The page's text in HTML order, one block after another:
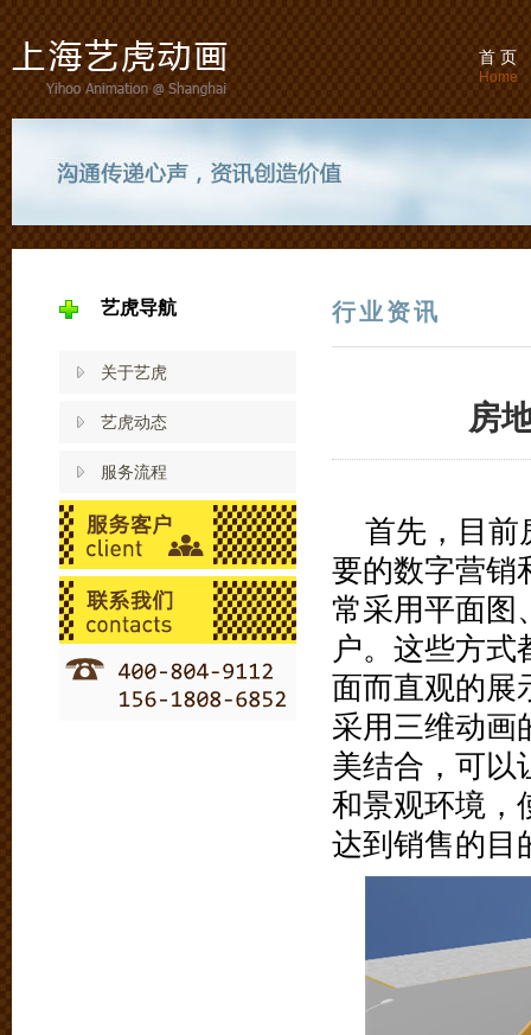
首 页
Home
艺虎导航
关于艺虎
艺虎动态
服务流程
行业资讯
房
首先，目前
要的数字营销
常采用平面图
户。这些方
面而直观的展
采用三维动画
美结合，可以
和景观环境，
达到销售的目